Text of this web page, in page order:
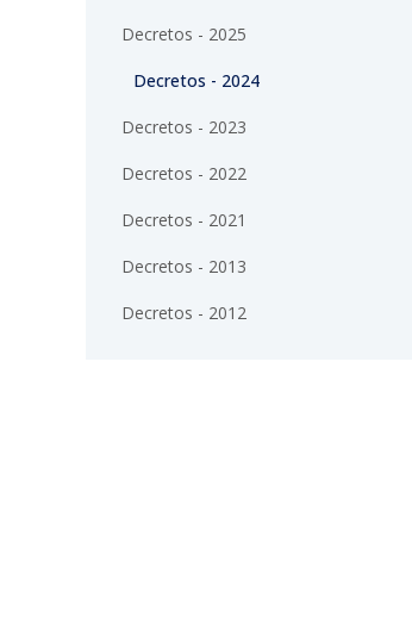
Decretos - 2025
Decretos - 2024
Decretos - 2023
Decretos - 2022
Decretos - 2021
Decretos - 2013
Decretos - 2012